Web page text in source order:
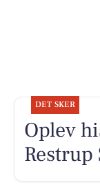
DET SKER
Oplev
Restrup